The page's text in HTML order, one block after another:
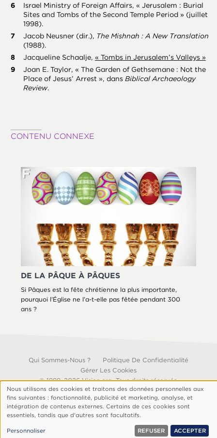
Israel Ministry of Foreign Affairs, « Jerusalem : Burial
Sites and Tombs of the Second Temple Period » (juillet
1998).
Jacob Neusner (dir.), The Mishnah : A New Translation
(1988).
Jacqueline Schaalje, « Tombs in Jerusalem’s Valleys »
Joan E. Taylor, « The Garden of Gethsemane : Not the
Place of Jesus’ Arrest », dans Biblical Archaeology
Review.
CONTENU CONNEXE
DE LA PÂQUE À PÂQUES
Si Pâques est la fête chrétienne la plus importante,
pourquoi l’Église ne l’a-t-elle pas fêtée pendant 300
ans ?
Footer
Qui Sommes-Nous ?
Politique De Confidentialité
Gérer Les Cookies
© 1999, 2026 Vision.org. Tous droits réservés.
Utilisation
des
données
personnelles
Nous utilisons des cookies et traitons des données personnelles aux
fins suivantes : fonctionnalité, publicité et marketing, analyse, et
intégration de contenus externes. Certains de ces cookies sont
essentiels, tandis que d'autres sont facultatifs.
Personnaliser REFUSER ACCEPTER